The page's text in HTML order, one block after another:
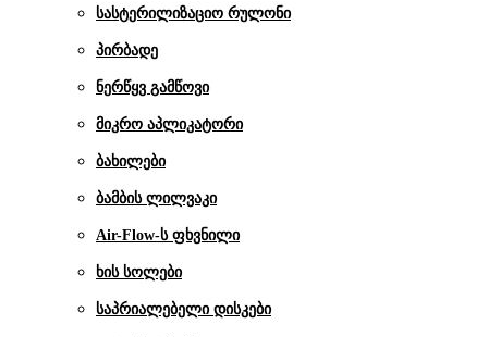
სასტერილიზაციო რულონი
პირბადე
ნერწყვ გამწოვი
მიკრო აპლიკატორი
ბახილები
ბამბის ლილვაკი
Air-Flow-ს ფხვნილი
ხის სოლები
საპრიალებელი დისკები